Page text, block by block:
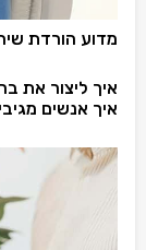
מדוע הורדת
איך ליצור את
איך אנשים